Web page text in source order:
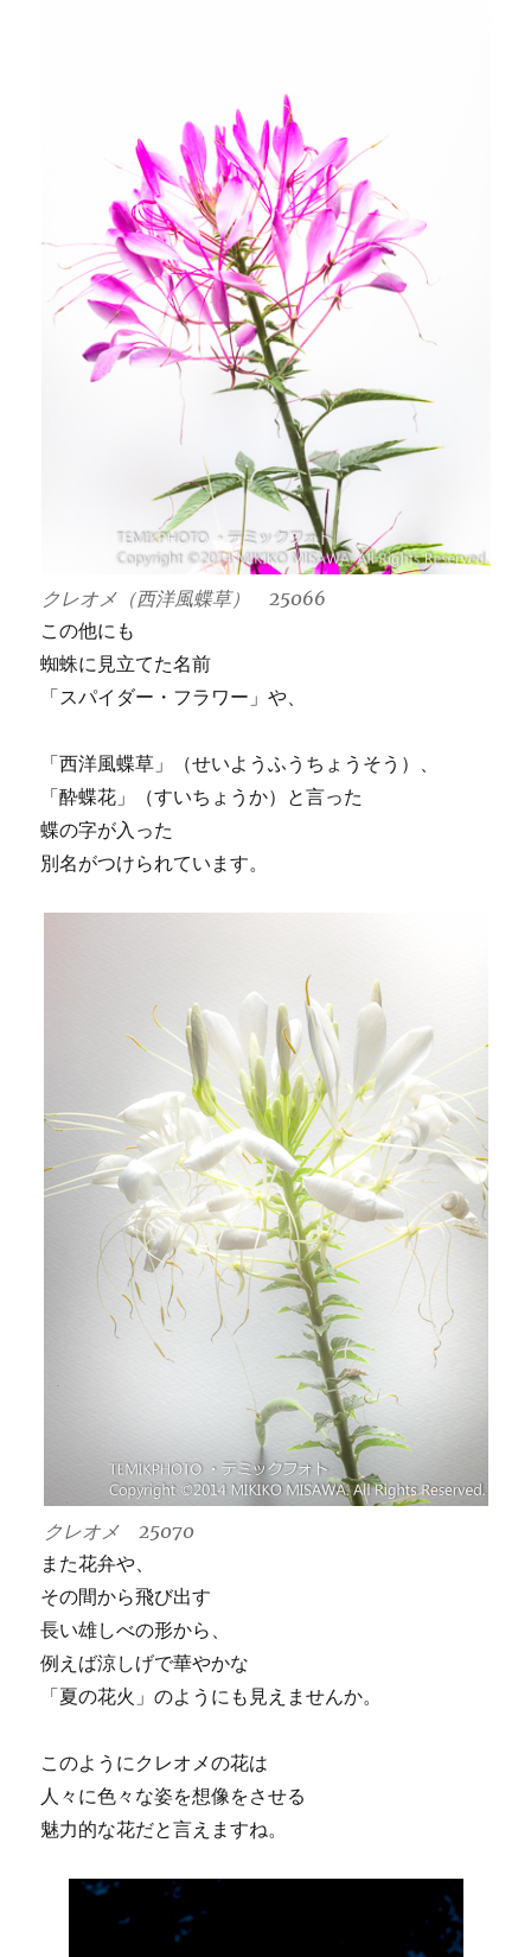
クレオメ（西洋風蝶草） 25066
この他にも
蜘蛛に見立てた名前
「スパイダー・フラワー」や、
「西洋風蝶草」（せいようふうちょうそう）、
「酔蝶花」（すいちょうか）と言った
蝶の字が入った
別名がつけられています。
クレオメ 25070
また花弁や、
その間から飛び出す
長い雄しべの形から、
例えば涼しげで華やかな
「夏の花火」のようにも見えませんか。
このようにクレオメの花は
人々に色々な姿を想像をさせる
魅力的な花だと言えますね。